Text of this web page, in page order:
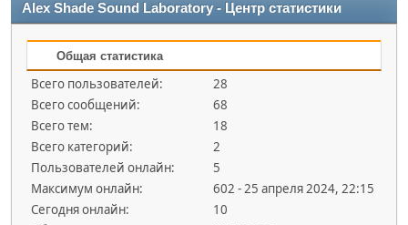
Alex Shade Sound Laboratory - Центр статистики
Общая статистика
Всего пользователей:
28
Всего сообщений:
68
Всего тем:
18
Всего категорий:
2
Пользователей онлайн:
5
Максимум онлайн:
602 - 25 апреля 2024, 22:15
Сегодня онлайн:
10